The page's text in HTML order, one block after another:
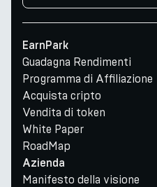
EarnPark
Guadagna Rendimenti
Programma di Affiliazione
Acquista cripto
Vendita di token
White Paper
RoadMap
Azienda
Manifesto della visione